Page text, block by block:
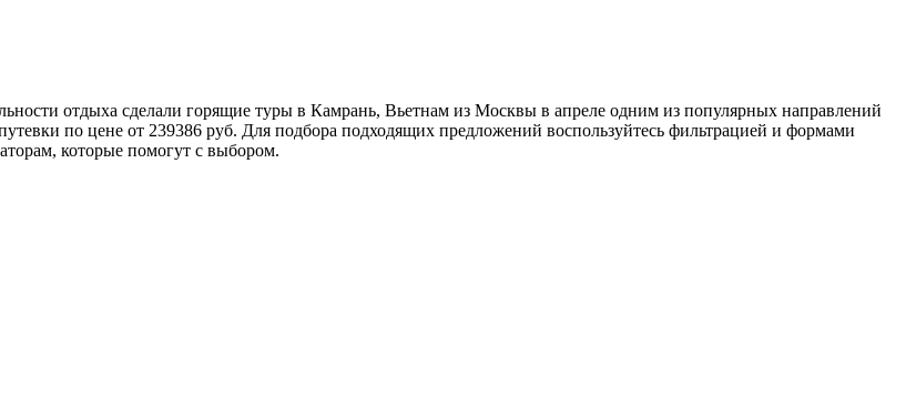
отдыха сделали горящие туры в Камрань, Вьетнам из Москвы в апреле одним из популярных направлений
по цене от 239386 руб. Для подбора подходящих предложений воспользуйтесь фильтрацией и формами
которые помогут с выбором.